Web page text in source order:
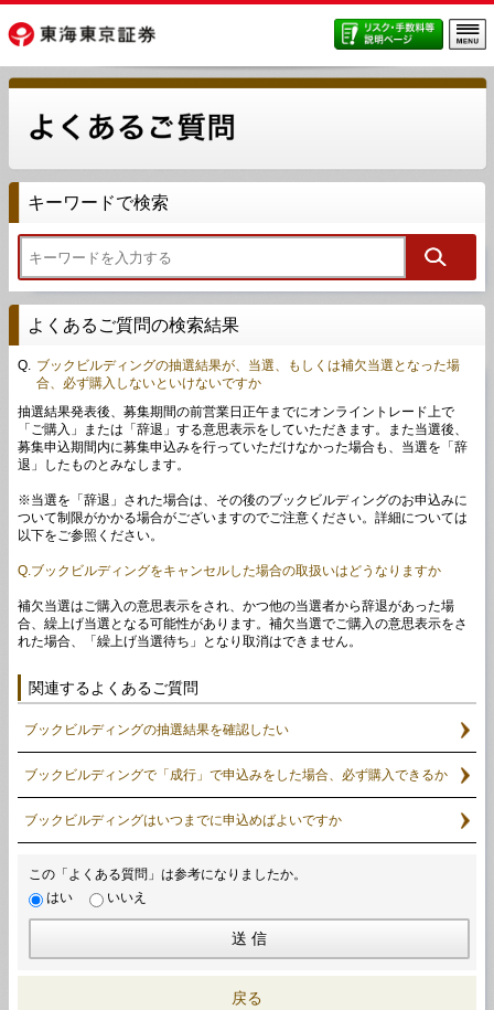
キーワードで検索
よくあるご質問の検索結果
Q. ブックビルディングの抽選結果が、当選、もしくは補欠当選となった場
合、必ず購入しないといけないですか
抽選結果発表後、募集期間の前営業日正午までにオンライントレード上で
「ご購入」または「辞退」する意思表示をしていただきます。また当選後、
募集申込期間内に募集申込みを行っていただけなかった場合も、当選を「辞
退」したものとみなします。
※当選を「辞退」された場合は、その後のブックビルディングのお申込みに
ついて制限がかかる場合がございますのでご注意ください。詳細については
以下をご参照ください。
Q.ブックビルディングをキャンセルした場合の取扱いはどうなりますか
補欠当選はご購入の意思表示をされ、かつ他の当選者から辞退があった場
合、繰上げ当選となる可能性があります。補欠当選でご購入の意思表示をさ
れた場合、「繰上げ当選待ち」となり取消はできません。
関連するよくあるご質問
ブックビルディングの抽選結果を確認したい
ブックビルディングで「成行」で申込みをした場合、必ず購入できるか
ブックビルディングはいつまでに申込めばよいですか
この「よくある質問」は参考になりましたか。
はい
いいえ
戻る